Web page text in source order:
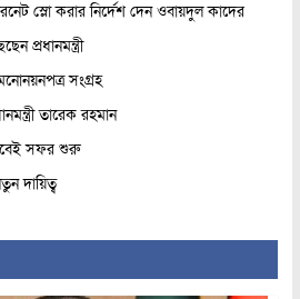
স্লো করার নির্দেশ দেন ওবায়দুল কাদের
প্রধানমন্ত্রী
সংগ্রহ
তারেক রহমান
সফর শুরু
দায়িত্ব